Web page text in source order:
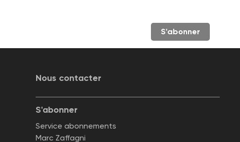
S'abonner
Nous contacter
S'abonner
Service abonnements
Marc Zaffagni